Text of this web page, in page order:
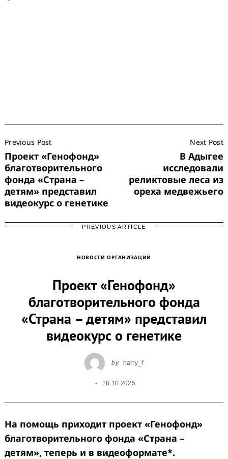
Navigation
Previous Post
Проект «Генофонд»
благотворительного
фонда «Страна –
детям» представил
видеокурс о генетике
Next Post
В Адыгее
исследовали
реликтовые леса из
ореха медвежьего
PREVIOUS ARTICLE
НОВОСТИ ОРГАНИЗАЦИЙ
Проект «Генофонд»
благотворительного фонда
«Страна – детям» представил
видеокурс о генетике
by harry_f
28.10.2025
На помощь приходит проект «Генофонд»
благотворительного фонда «Страна –
детям», теперь и в видеоформате*.